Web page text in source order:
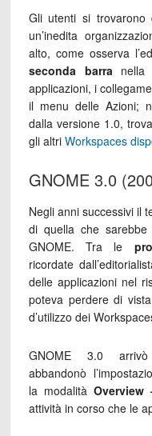
Gli utenti si trovarono
un’inedita
alto, come osserva
seconda barranella
applicazioni, i
il menu delle Azioni;
dalla versione 1.0,
gli altri Workspaces
GNOME 3.0
Negli anni successivi il
di quella che sarebbe
GNOME. Tra le
ricordate
delle applicazioni nel
poteva perdere di
d’utilizzo dei
GNOME 3.0
abbandonò
la modalità Overview
attività in corso che le